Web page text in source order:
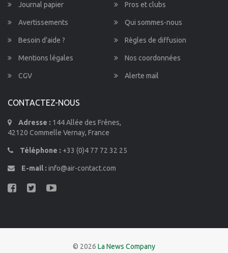
Journal papier Pros et clubs
Avertissements Qui sommes-nous
Besoin d’aide ? Règles de diffusion
Mentions légales Nos coordonnées
CGV Alerte mail
CONTACTEZ-NOUS
Adresse : 144 Allée des Frênes,
42120 Commelle Vernay, France
Téléphone : +33 (0)4 77 72 32 25
E-mail : info@air-contact.com
© 2026 La News Company